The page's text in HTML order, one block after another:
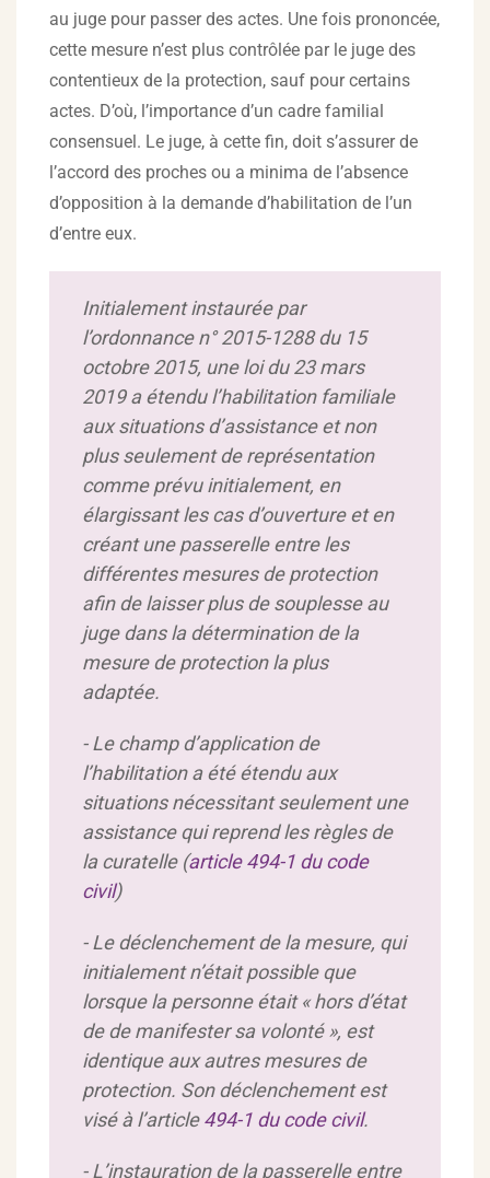
au juge pour passer des actes. Une fois prononcée,
cette mesure n’est plus contrôlée par le juge des
contentieux de la protection, sauf pour certains
actes. D’où, l’importance d’un cadre familial
consensuel. Le juge, à cette fin, doit s’assurer de
l’accord des proches ou a minima de l’absence
d’opposition à la demande d’habilitation de l’un
d’entre eux.
Initialement instaurée par
l’ordonnance n° 2015-1288 du 15
octobre 2015, une loi du 23 mars
2019 a étendu l’habilitation familiale
aux situations d’assistance et non
plus seulement de représentation
comme prévu initialement, en
élargissant les cas d’ouverture et en
créant une passerelle entre les
différentes mesures de protection
afin de laisser plus de souplesse au
juge dans la détermination de la
mesure de protection la plus
adaptée.
- Le champ d’application de
l’habilitation a été étendu aux
situations nécessitant seulement une
assistance qui reprend les règles de
la curatelle (article 494-1 du code
civil)
- Le déclenchement de la mesure, qui
initialement n’était possible que
lorsque la personne était « hors d’état
de de manifester sa volonté », est
identique aux autres mesures de
protection. Son déclenchement est
visé à l’article494-1 du code civil.
- L’instauration de la passerelle entre